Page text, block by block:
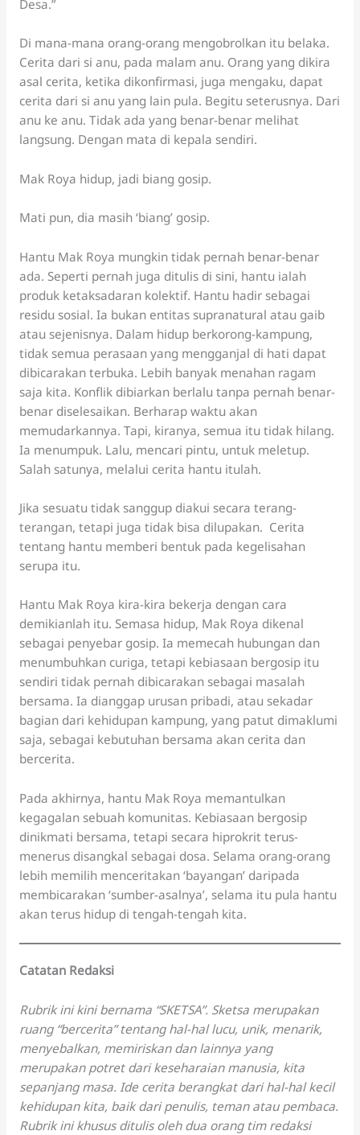
Desa.”
Di mana-mana orang-orang mengobrolkan itu belaka.
Cerita dari si anu, pada malam anu. Orang yang dikira
asal cerita, ketika dikonfirmasi, juga mengaku, dapat
cerita dari si anu yang lain pula. Begitu seterusnya. Dari
anu ke anu. Tidak ada yang benar-benar melihat
langsung. Dengan mata di kepala sendiri.
Mak Roya hidup, jadi biang gosip.
Mati pun, dia masih ‘biang’ gosip.
Hantu Mak Roya mungkin tidak pernah benar-benar
ada. Seperti pernah juga ditulis di sini, hantu ialah
produk ketaksadaran kolektif. Hantu hadir sebagai
residu sosial. Ia bukan entitas supranatural atau gaib
atau sejenisnya. Dalam hidup berkorong-kampung,
tidak semua perasaan yang mengganjal di hati dapat
dibicarakan terbuka. Lebih banyak menahan ragam
saja kita. Konflik dibiarkan berlalu tanpa pernah benar-
benar diselesaikan. Berharap waktu akan
memudarkannya. Tapi, kiranya, semua itu tidak hilang.
Ia menumpuk. Lalu, mencari pintu, untuk meletup.
Salah satunya, melalui cerita hantu itulah.
Jika sesuatu tidak sanggup diakui secara terang-
terangan, tetapi juga tidak bisa dilupakan. Cerita
tentang hantu memberi bentuk pada kegelisahan
serupa itu.
Hantu Mak Roya kira-kira bekerja dengan cara
demikianlah itu. Semasa hidup, Mak Roya dikenal
sebagai penyebar gosip. Ia memecah hubungan dan
menumbuhkan curiga, tetapi kebiasaan bergosip itu
sendiri tidak pernah dibicarakan sebagai masalah
bersama. Ia dianggap urusan pribadi, atau sekadar
bagian dari kehidupan kampung, yang patut dimaklumi
saja, sebagai kebutuhan bersama akan cerita dan
bercerita.
Pada akhirnya, hantu Mak Roya memantulkan
kegagalan sebuah komunitas. Kebiasaan bergosip
dinikmati bersama, tetapi secara hiprokrit terus-
menerus disangkal sebagai dosa. Selama orang-orang
lebih memilih menceritakan ‘bayangan’ daripada
membicarakan ‘sumber-asalnya’, selama itu pula hantu
akan terus hidup di tengah-tengah kita.
Catatan Redaksi
Rubrik ini kini bernama “SKETSA”. Sketsa merupakan
ruang “bercerita” tentang hal-hal lucu, unik, menarik,
menyebalkan, memiriskan dan lainnya yang
merupakan potret dari keseharaian manusia, kita
sepanjang masa. Ide cerita berangkat dari hal-hal kecil
kehidupan kita, baik dari penulis, teman atau pembaca.
Rubrik ini khusus ditulis oleh dua orang tim redaksi